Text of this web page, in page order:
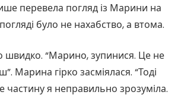
перевела погляд із Марини на
було не нахабство, а втома.
швидко. “Марино, зупинися. Це не
Марина гірко засміялася. “Тоді
частину я неправильно зрозуміла.